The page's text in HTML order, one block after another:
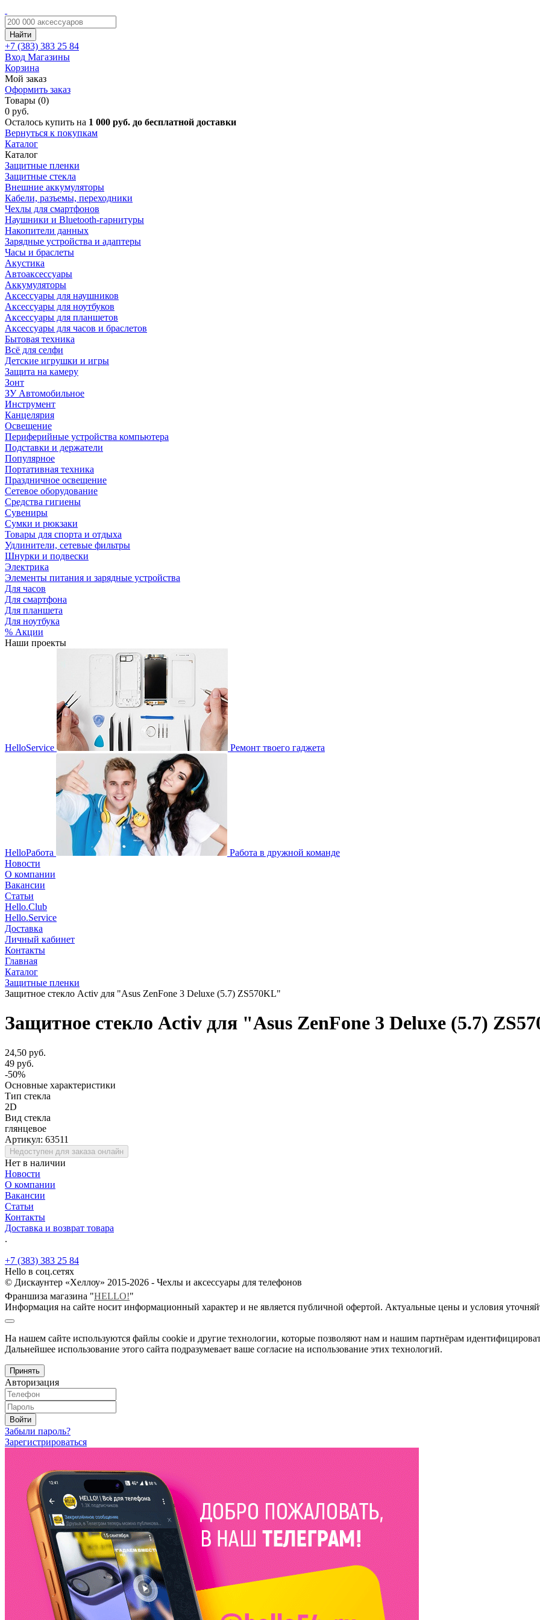
Найти
+7 (383) 383 25 84
Вход Магазины
Корзина
Мой заказ
Оформить заказ
Товары (0)
0 руб.
Осталось купить на 1 000 руб. до бесплатной доставки
Вернуться к покупкам
Каталог
Каталог
Защитные пленки
Защитные стекла
Внешние аккумуляторы
Кабели, разъемы, переходники
Чехлы для смартфонов
Наушники и Bluetooth-гарнитуры
Накопители данных
Зарядные устройства и адаптеры
Часы и браслеты
Акустика
Автоаксессуары
Аккумуляторы
Аксессуары для наушников
Аксессуары для ноутбуков
Аксессуары для планшетов
Аксессуары для часов и браслетов
Бытовая техника
Всё для селфи
Детские игрушки и игры
Защита на камеру
Зонт
ЗУ Автомобильное
Инструмент
Канцелярия
Освещение
Периферийные устройства компьютера
Подставки и держатели
Популярное
Портативная техника
Праздничное освещение
Сетевое оборудование
Средства гигиены
Сувениры
Сумки и рюкзаки
Товары для спорта и отдыха
Удлинители, сетевые фильтры
Шнурки и подвески
Электрика
Элементы питания и зарядные устройства
Для часов
Для смартфона
Для планшета
Для ноутбука
% Акции
Наши проекты
HelloService Ремонт твоего гаджета
HelloРабота
Работа в дружной команде
Новости
О компании
Вакансии
Статьи
Hello.Club
Hello.Service
Доставка
Личный кабинет
Контакты
Главная
Каталог
Защитные пленки
Защитное стекло Activ для "Asus ZenFone 3 Deluxe (5.7) ZS570KL"
Защитное стекло Activ для "Asus ZenFone 3 Deluxe (5.7)
24,50 руб.
49 руб.
-50%
Основные характеристики
Тип стекла
2D
Вид стекла
глянцевое
Артикул: 63511
Недоступен для заказа онлайн
Нет в наличии
Новости
О компании
Вакансии
Статьи
Контакты
Доставка и возврат товара
.
+7 (383) 383 25 84
Hello в соц.сетях
© Дискаунтер «Хеллоу» 2015-2026 - Чехлы и аксессуары для телефонов
Франшиза магазина "HELLO!"
Информация на сайте носит информационный характер и не является публичной офертой. Актуальные цены и условия
На нашем сайте используются файлы cookie и другие технологии, которые позволяют нам и нашим партнёрам
Дальнейшее использование этого сайта подразумевает ваше согласие на использование этих технологий.
Принять
Авторизация
Войти
Забыли пароль?
Зарегистрироваться